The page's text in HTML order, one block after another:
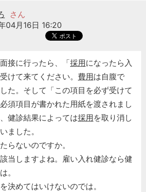
さん
04月16日 16:20
接に行ったら、「採用になったら入
けて来てください。 費用は自腹で
た。そして「この項目を必ず受けて
須項目が書かれた用紙を渡されまし
健診結果によっては採用を取り消し
ました。
らないのですか。
当しますよね。雇い入れ健診なら健
。
決めてはいけないのでは。